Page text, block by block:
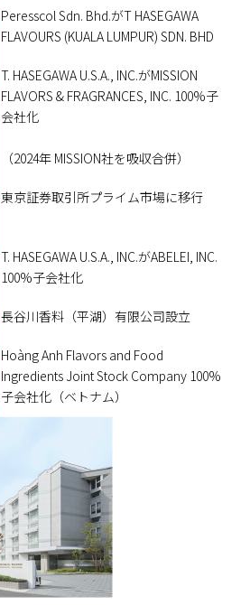
Peresscol Sdn. Bhd.がT HASEGAWA
FLAVOURS (KUALA LUMPUR) SDN. BHD
T. HASEGAWA U.S.A., INC.がMISSION
FLAVORS & FRAGRANCES, INC. 100%子
会社化
（2024年 MISSION社を吸収合併）
東京証券取引所プライム市場に移行
T. HASEGAWA U.S.A., INC.がABELEI, INC.
100%子会社化
長谷川香料（平湖）有限公司設立
Hoàng Anh Flavors and Food
Ingredients Joint Stock Company 100%
子会社化（ベトナム）